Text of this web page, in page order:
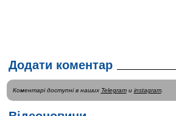
Додати коментар
Коментарі доступні в наших Telegramи instagram.